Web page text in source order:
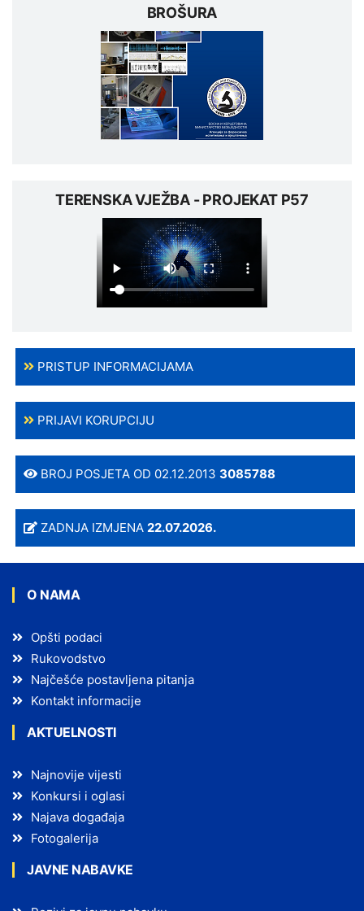
BROŠURA
TERENSKA VJEŽBA - PROJEKAT P57
PRISTUP INFORMACIJAMA
PRIJAVI KORUPCIJU
BROJ POSJETA OD 02.12.20133085788
ZADNJA IZMJENA22.07.2026.
O NAMA
Opšti podaci
Rukovodstvo
Najčešće postavljena pitanja
Kontakt informacije
AKTUELNOSTI
Najnovije vijesti
Konkursi i oglasi
Najava događaja
Fotogalerija
JAVNE NABAVKE